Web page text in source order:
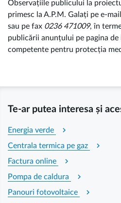
Observațiile publicului la
primesc la A.P.M. Galați pe e-mail
sau pe fax 0236 471009, în
publicării anunțului pe pagina
competente pentru protecția
Te-ar putea interesa și
Energia verde chevron_right
Centrala termica pe gaz chevron_right
Factura online chevron_right
Pompa de caldura chevron_right
Panouri fotovoltaice chevron_right